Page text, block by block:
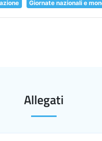
Giornate nazionali e
Allegati